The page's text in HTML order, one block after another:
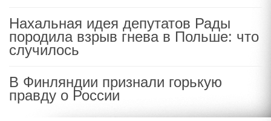
Нахальная идея депутатов Рады
породила взрыв гнева в Польше: что
случилось
В Финляндии признали горькую
правду о России